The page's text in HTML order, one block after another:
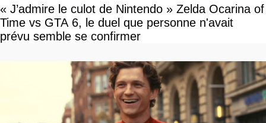
« J’admire le culot de Nintendo » Zelda Ocarina of
Time vs GTA 6, le duel que personne n'avait
prévu semble se confirmer